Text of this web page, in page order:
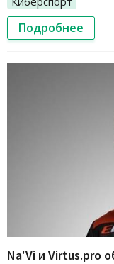
Подробнее
Na'Vi и Virtus.pro